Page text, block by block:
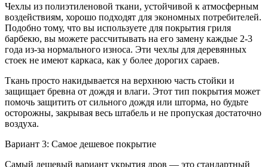
Чехлы из полиэтиленовой ткани, устойчивой к атмосферным
воздействиям, хорошо подходят для экономных потребителей.
Подобно тому, что вы используете для покрытия гриля
барбекю, вы можете рассчитывать на его замену каждые 2-3
года из-за нормального износа. Эти чехлы для деревянных
стоек не имеют каркаса, как у более дорогих сараев.
Ткань просто накидывается на верхнюю часть стойки и
защищает бревна от дождя и влаги. Этот тип покрытия может
помочь защитить от сильного дождя или шторма, но будьте
осторожны, закрывая весь штабель и не пропуская достаточно
воздуха.
Вариант 3: Самое дешевое покрытие
Самый дешевый вариант укрытия дров — это стандартный